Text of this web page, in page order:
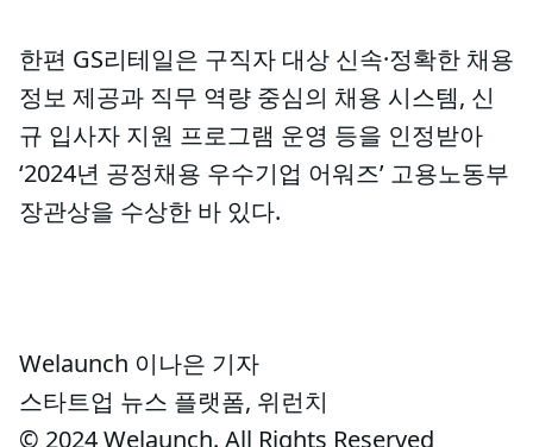
한편 GS리테일은 구직자 대상 신속·정확한 채용
정보 제공과 직무 역량 중심의 채용 시스템, 신
규 입사자 지원 프로그램 운영 등을 인정받아
‘2024년 공정채용 우수기업 어워즈’ 고용노동부
장관상을 수상한 바 있다.
Welaunch 이나은 기자
스타트업 뉴스 플랫폼, 위런치
© 2024 Welaunch. All Rights Reserved